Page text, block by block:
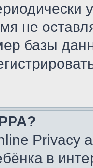
не
базы
Privacy
в